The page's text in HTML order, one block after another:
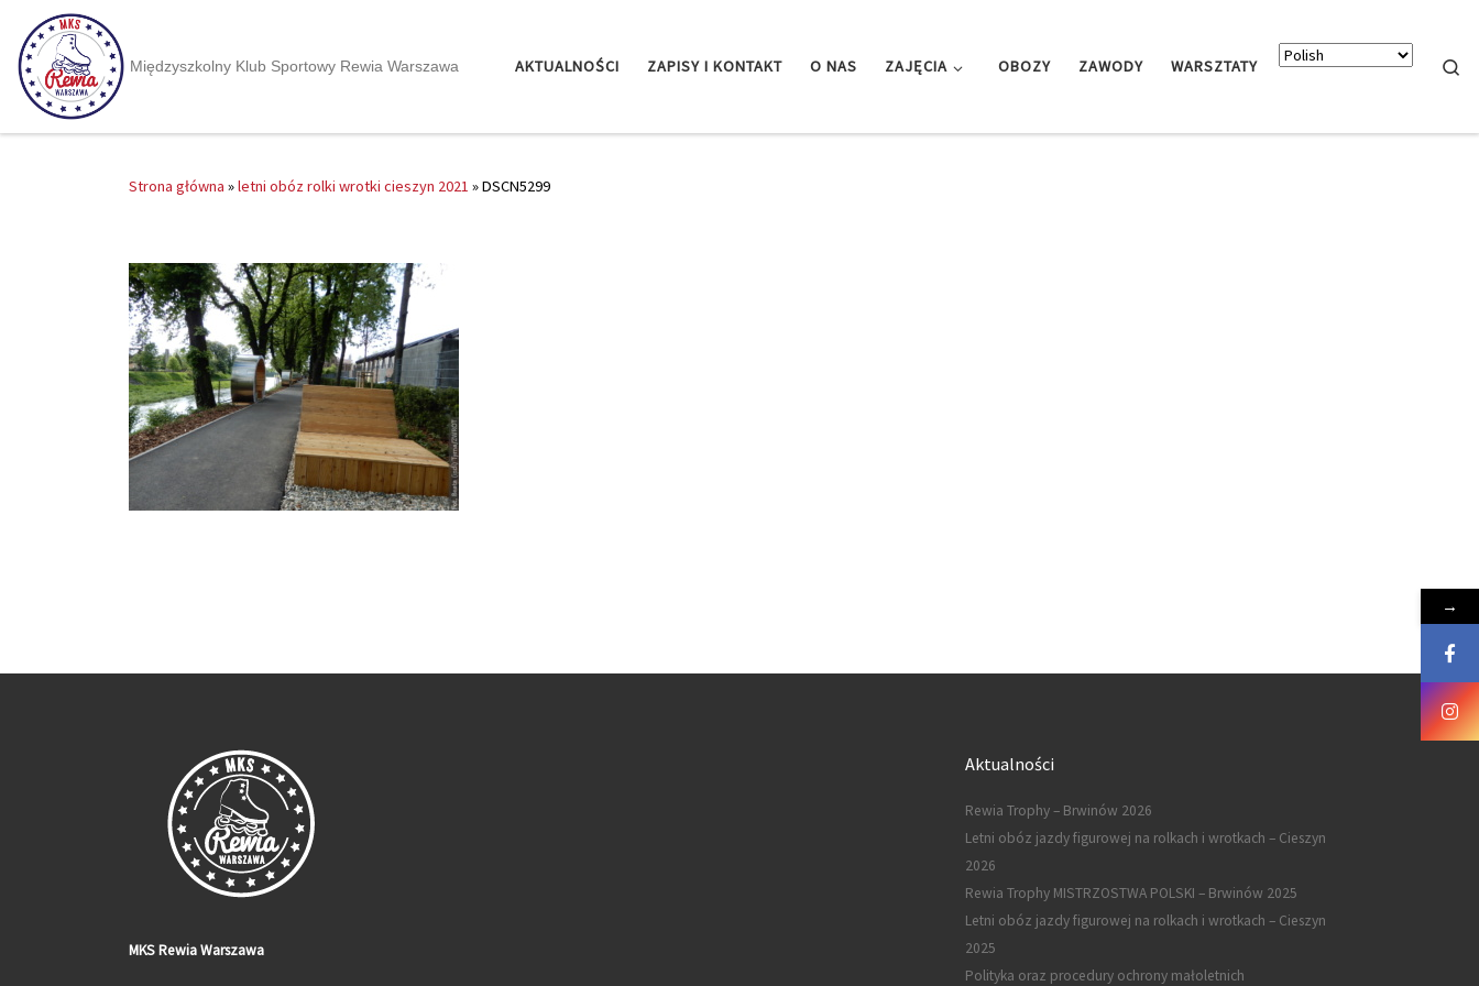
Międzyszkolny Klub Sportowy Rewia Warszawa AKTUALNOŚCI ZAPISY I KONTAKT O NAS ZAJĘCIA OBOZY ZAWODY WARSZTATY
Strona główna »letni obóz rolki wrotki cieszyn 2021 »DSCN5299
MKS Rewia Warszawa
Aktualności
Rewia Trophy – Brwinów 2026
Letni obóz jazdy figurowej na rolkach i wrotkach – Cieszyn
2026
Rewia Trophy MISTRZOSTWA POLSKI – Brwinów 2025
Letni obóz jazdy figurowej na rolkach i wrotkach – Cieszyn
2025
Polityka oraz procedury ochrony małoletnich
→